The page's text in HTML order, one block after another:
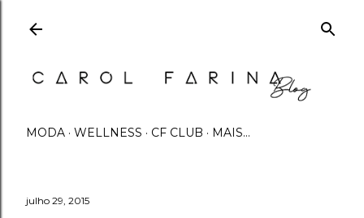
MODA WELLNESS CF CLUB MAIS…
julho 29, 2015